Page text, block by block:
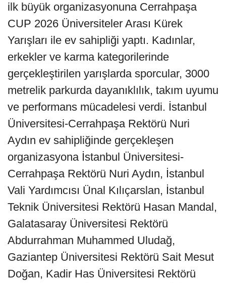
ilk büyük organizasyonuna Cerrahpaşa
CUP 2026 Üniversiteler Arası Kürek
Yarışları ile ev sahipliği yaptı. Kadınlar,
erkekler ve karma kategorilerinde
gerçekleştirilen yarışlarda sporcular, 3000
metrelik parkurda dayanıklılık, takım uyumu
ve performans mücadelesi verdi. İstanbul
Üniversitesi-Cerrahpaşa Rektörü Nuri
Aydın ev sahipliğinde gerçekleşen
organizasyona İstanbul Üniversitesi-
Cerrahpaşa Rektörü Nuri Aydın, İstanbul
Vali Yardımcısı Ünal Kılıçarslan, İstanbul
Teknik Üniversitesi Rektörü Hasan Mandal,
Galatasaray Üniversitesi Rektörü
Abdurrahman Muhammed Uludağ,
Gaziantep Üniversitesi Rektörü Sait Mesut
Doğan, Kadir Has Üniversitesi Rektörü